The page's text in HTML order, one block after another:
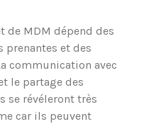
de MDM dépend des
prenantes et des
communication avec
le partage des
se révéleront très
car ils peuvent